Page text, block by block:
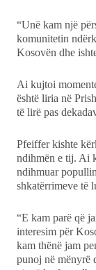
“Unë kam një
komunitetin
Kosovën dhe
Ai kujtoi
është liria në
të lirë pas
Pfeiffer kishte
ndihmën e tij. Ai
ndihmuar
shkatërrimeve të
“E kam parë që
interesim për
kam thënë jam
punoj në mënyrë